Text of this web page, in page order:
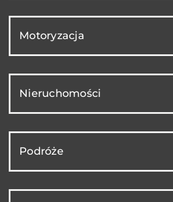
Motoryzacja
Nieruchomości
Podróże